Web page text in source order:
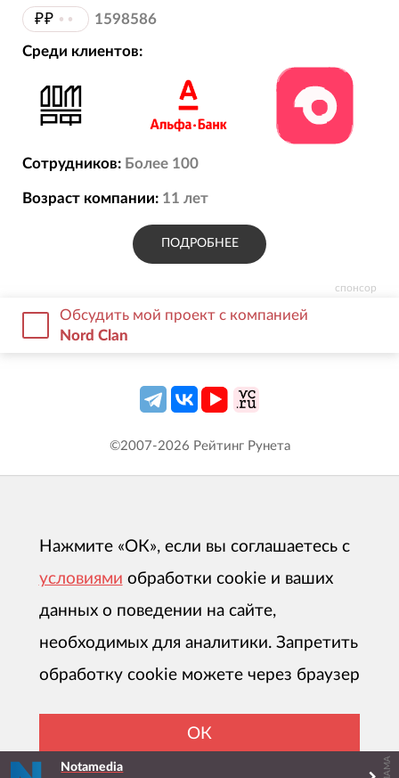
пассажиропотока, видеонаблюдения,
диспетчеризации транспорта.
спонсор
₽₽ •• 1598586
Среди клиентов:
Сотрудников: Более 100
Возраст компании: 11 лет
ПОДРОБНЕЕ
Обсудить мой проект с компанией
Nord Clan
Notamedia
©2007-2026 Рейтинг Рунета
Нажмите «ОК», если вы соглашаетесь с
условиями обработки cookie и ваших
данных о поведении на сайте,
необходимых для аналитики. Запретить
обработку cookie можете через браузер
ОК